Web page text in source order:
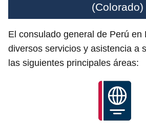
(Colorado)
El consulado general de Perú en
diversos servicios y asistencia a
las siguientes principales áreas: